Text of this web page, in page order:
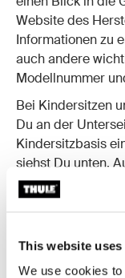
This website
We use cookies
Website des
Informationen zu
auch andere
Modellnummer
Bei Kindersitzen
Du an der
Kindersitzbasis
siehst Du unten.
Produktnummer,
Jahr, Monat und